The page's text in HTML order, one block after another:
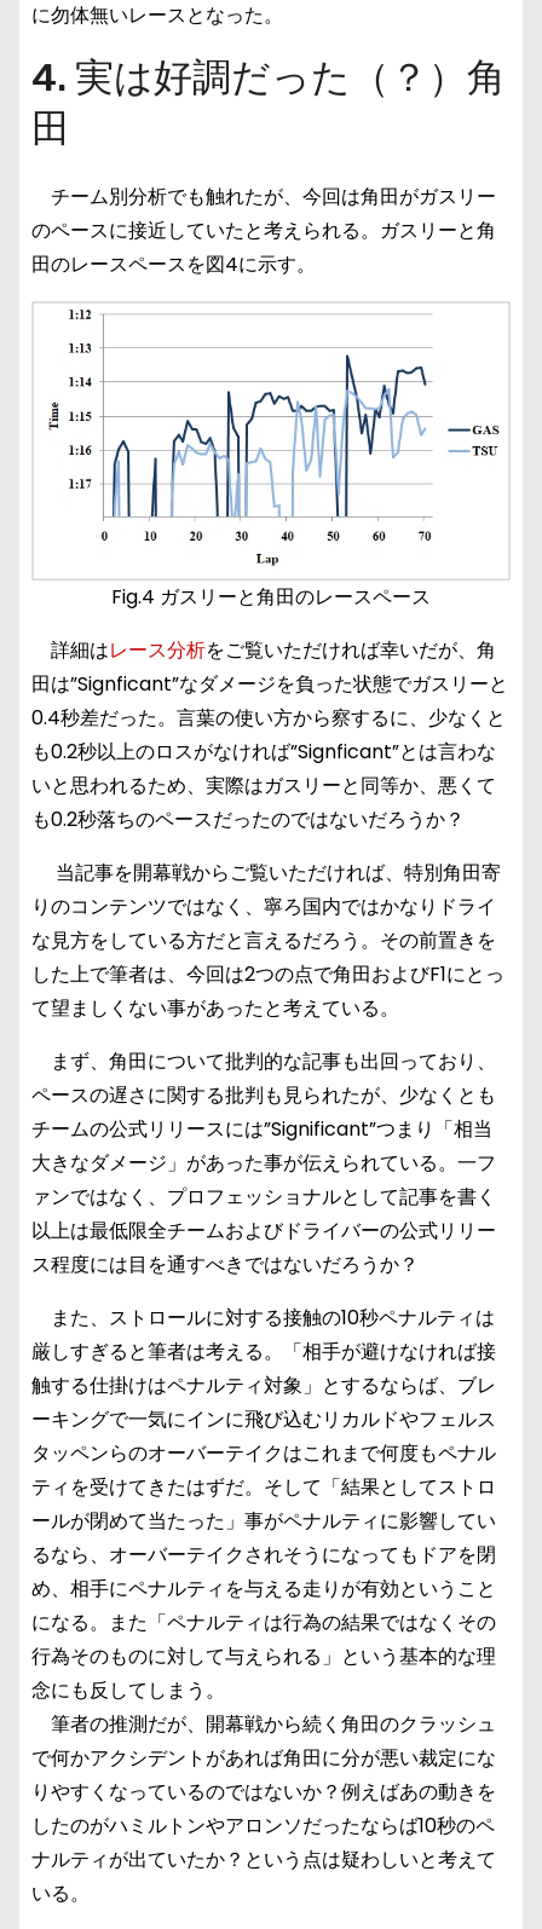
に勿体無いレースとなった。
4. 実は好調だった（？）角
田
チーム別分析でも触れたが、今回は角田がガスリー
のペースに接近していたと考えられる。ガスリーと角
田のレースペースを図4に示す。
Fig.4 ガスリーと角田のレースペース
詳細はレース分析をご覧いただければ幸いだが、角
田は”Signficant”なダメージを負った状態でガスリーと
0.4秒差だった。言葉の使い方から察するに、少なくと
も0.2秒以上のロスがなければ”Signficant”とは言わな
いと思われるため、実際はガスリーと同等か、悪くて
も0.2秒落ちのペースだったのではないだろうか？
当記事を開幕戦からご覧いただければ、特別角田寄
りのコンテンツではなく、寧ろ国内ではかなりドライ
な見方をしている方だと言えるだろう。その前置きを
した上で筆者は、今回は2つの点で角田およびF1にとっ
て望ましくない事があったと考えている。
まず、角田について批判的な記事も出回っており、
ペースの遅さに関する批判も見られたが、少なくとも
チームの公式リリースには”Significant”つまり「相当
大きなダメージ」があった事が伝えられている。一フ
ァンではなく、プロフェッショナルとして記事を書く
以上は最低限全チームおよびドライバーの公式リリー
ス程度には目を通すべきではないだろうか？
また、ストロールに対する接触の10秒ペナルティは
厳しすぎると筆者は考える。「相手が避けなければ接
触する仕掛けはペナルティ対象」とするならば、ブレ
ーキングで一気にインに飛び込むリカルドやフェルス
タッペンらのオーバーテイクはこれまで何度もペナル
ティを受けてきたはずだ。そして「結果としてストロ
ールが閉めて当たった」事がペナルティに影響してい
るなら、オーバーテイクされそうになってもドアを閉
め、相手にペナルティを与える走りが有効ということ
になる。また「ペナルティは行為の結果ではなくその
行為そのものに対して与えられる」という基本的な理
念にも反してしまう。
筆者の推測だが、開幕戦から続く角田のクラッシュ
で何かアクシデントがあれば角田に分が悪い裁定にな
りやすくなっているのではないか？例えばあの動きを
したのがハミルトンやアロンソだったならば10秒のペ
ナルティが出ていたか？という点は疑わしいと考えて
いる。